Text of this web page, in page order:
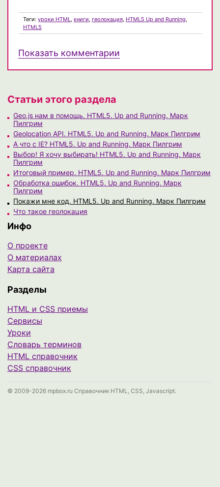
Теги: уроки HTML, книги, геолокация, HTML5 Up and Running,
HTML5
Показать комментарии
Статьи этого раздела
Geo.js нам в помощь. HTML5. Up and Running. Марк
Пилгрим
Geolocation API. HTML5. Up and Running. Марк Пилгрим
А что с IE? HTML5. Up and Running. Марк Пилгрим
Выбор! Я хочу выбирать! HTML5. Up and Running. Марк
Пилгрим
Итоговый пример. HTML5. Up and Running. Марк Пилгрим
Обработка ошибок. HTML5. Up and Running. Марк
Пилгрим
Покажи мне код. HTML5. Up and Running. Марк Пилгрим
Что такое геолокация
Инфо
О проекте
О материалах
Карта сайта
Разделы
HTML и CSS приемы
Сервисы
Уроки
Cловарь терминов
HTML справочник
CSS справочник
© 2009-2026 mpbox.ru Справочник HTML, CSS, Javascript.